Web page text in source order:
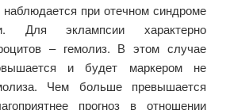
при отечном синдроме
Для эклампсии характерно
– гемолиз. В этом случае
и будет маркером не
Чем больше превышается
прогноз в отношении